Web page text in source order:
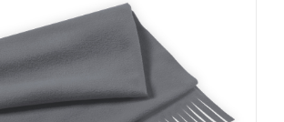
variantes.
Las
opciones
se
pueden
elegir